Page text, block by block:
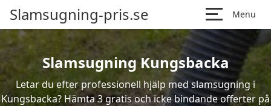
Slamsugning-pris.se Menu
Slamsugning Kungsbacka
Letar du efter professionell hjälp med slamsugning i
Kungsbacka? Hämta 3 gratis och icke bindande offerter på